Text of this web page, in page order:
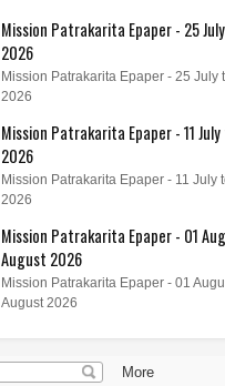
Mission Patrakarita Epaper - 25
2026
Mission Patrakarita Epaper - 25 July
2026
Mission Patrakarita Epaper - 11 July
2026
Mission Patrakarita Epaper - 11 July
2026
Mission Patrakarita Epaper - 01
August 2026
Mission Patrakarita Epaper - 01
August 2026